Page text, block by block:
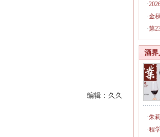
编辑：久久
·
·金
·第
酒界
·朱
·程